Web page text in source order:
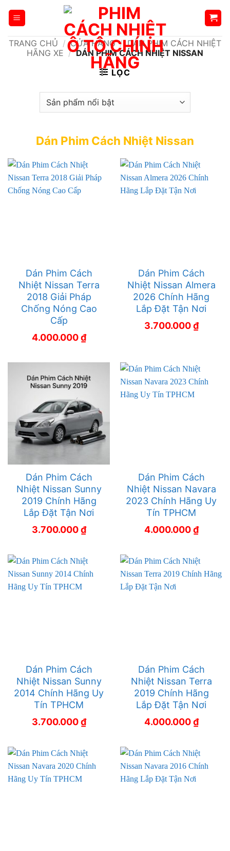
qua
dungTRANG CHỦ / CỬA HÀNG / DÁN PHIM CÁCH NHIỆT
HÃNG XE / DÁN PHIM CÁCH NHIỆT NISSAN
LỌC
Dán Phim Cách Nhiệt Nissan
Dán Phim Cách
Nhiệt Nissan Terra
2018 Giải Pháp
Chống Nóng Cao
Cấp
4.000.000₫
Dán Phim Cách
Nhiệt Nissan Almera
2026 Chính Hãng
Lắp Đặt Tận Nơi
3.700.000₫
Dán Phim Cách
Nhiệt Nissan Sunny
2019 Chính Hãng
Lắp Đặt Tận Nơi
3.700.000₫
Dán Phim Cách
Nhiệt Nissan Navara
2023 Chính Hãng Uy
Tín TPHCM
4.000.000₫
Dán Phim Cách
Nhiệt Nissan Sunny
2014 Chính Hãng Uy
Tín TPHCM
3.700.000₫
Dán Phim Cách
Nhiệt Nissan Terra
2019 Chính Hãng
Lắp Đặt Tận Nơi
4.000.000₫